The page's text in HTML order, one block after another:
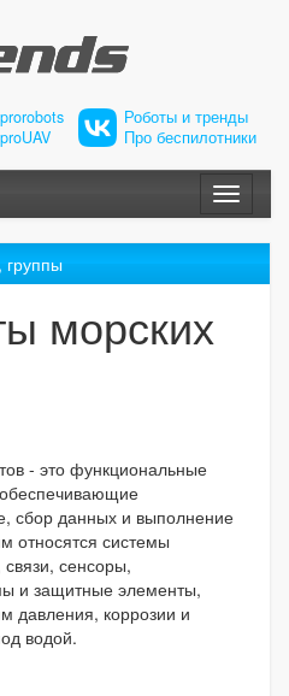
Роботы и тренды
Про беспилотники
Меню
группы
морских
- это функциональные
сбор данных и выполнение
относятся системы
сенсоры,
и защитные элементы,
давления, коррозии и
водой.